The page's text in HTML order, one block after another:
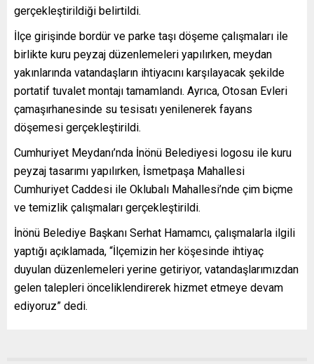
gerçekleştirildiği belirtildi.
İlçe girişinde bordür ve parke taşı döşeme çalışmaları ile
birlikte kuru peyzaj düzenlemeleri yapılırken, meydan
yakınlarında vatandaşların ihtiyacını karşılayacak şekilde
portatif tuvalet montajı tamamlandı. Ayrıca, Otosan Evleri
çamaşırhanesinde su tesisatı yenilenerek fayans
döşemesi gerçekleştirildi.
Cumhuriyet Meydanı’nda İnönü Belediyesi logosu ile kuru
peyzaj tasarımı yapılırken, İsmetpaşa Mahallesi
Cumhuriyet Caddesi ile Oklubalı Mahallesi’nde çim biçme
ve temizlik çalışmaları gerçekleştirildi.
İnönü Belediye Başkanı Serhat Hamamcı, çalışmalarla ilgili
yaptığı açıklamada, “İlçemizin her köşesinde ihtiyaç
duyulan düzenlemeleri yerine getiriyor, vatandaşlarımızdan
gelen talepleri önceliklendirerek hizmet etmeye devam
ediyoruz” dedi.